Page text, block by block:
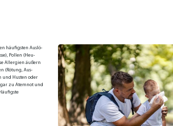
häu­figs­ten Aus­lö­
Pol­len (Heu­
Al­ler­gien äu­ßern
(Rö­tung, Aus­
und Hus­ten oder
zu Atem­not und